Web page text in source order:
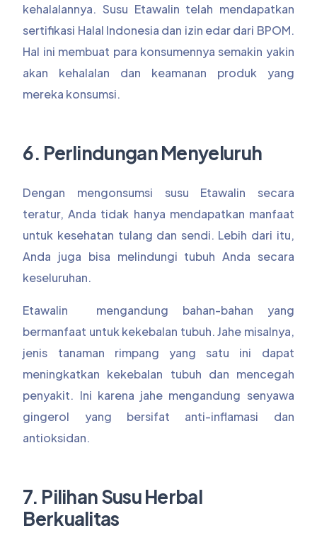
kehalalannya. Susu Etawalin telah mendapatkan
sertifikasi Halal Indonesia dan izin edar dari BPOM.
Hal ini membuat para konsumennya semakin yakin
akan kehalalan dan keamanan produk yang
mereka konsumsi.
6. Perlindungan Menyeluruh
Dengan mengonsumsi susu Etawalin secara
teratur, Anda tidak hanya mendapatkan manfaat
untuk kesehatan tulang dan sendi. Lebih dari itu,
Anda juga bisa melindungi tubuh Anda secara
keseluruhan.
Etawalin mengandung bahan-bahan yang
bermanfaat untuk kekebalan tubuh. Jahe misalnya,
jenis tanaman rimpang yang satu ini dapat
meningkatkan kekebalan tubuh dan mencegah
penyakit. Ini karena jahe mengandung senyawa
gingerol yang bersifat anti-inflamasi dan
antioksidan.
7. Pilihan Susu Herbal
Berkualitas